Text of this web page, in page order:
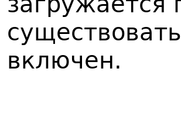
включен.